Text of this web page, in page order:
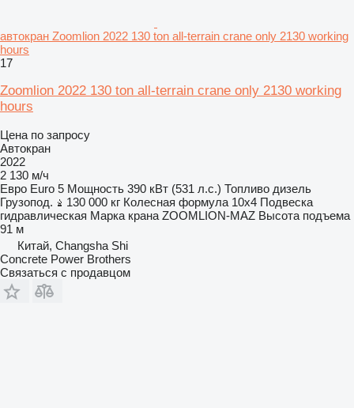
автокран Zoomlion 2022 130 ton all-terrain crane only 2130 working
hours
17
Zoomlion 2022 130 ton all-terrain crane only 2130 working
hours
Цена по запросу
Автокран
2022
2 130 м/ч
Евро Euro 5 Мощность 390 кВт (531 л.с.) Топливо дизель
Грузопод.
130 000 кг Колесная формула 10x4 Подвеска
гидравлическая Марка крана ZOOMLION-MAZ Высота подъема
91 м
Китай, Changsha Shi
Concrete Power Brothers
Связаться с продавцом